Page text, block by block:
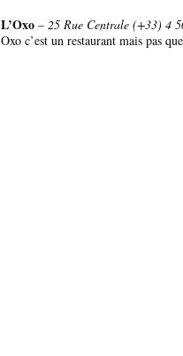
L’Oxo – 25 Rue Centrale (+33) 4
Oxo c’est un restaurant mais pas